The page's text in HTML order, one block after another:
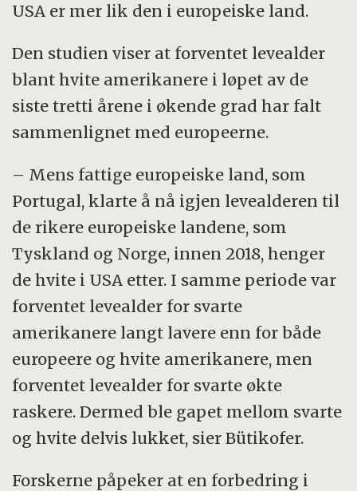
USA er mer lik den i europeiske land.
Den studien viser at forventet levealder
blant hvite amerikanere i løpet av de
siste tretti årene i økende grad har falt
sammenlignet med europeerne.
– Mens fattige europeiske land, som
Portugal, klarte å nå igjen levealderen til
de rikere europeiske landene, som
Tyskland og Norge, innen 2018, henger
de hvite i USA etter. I samme periode var
forventet levealder for svarte
amerikanere langt lavere enn for både
europeere og hvite amerikanere, men
forventet levealder for svarte økte
raskere. Dermed ble gapet mellom svarte
og hvite delvis lukket, sier Bütikofer.
Forskerne påpeker at en forbedring i